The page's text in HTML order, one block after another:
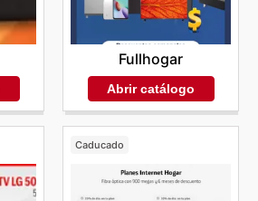
Fullhogar
Abrir catálogo
Caducado